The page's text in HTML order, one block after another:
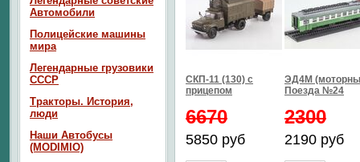
СКП-11 (130) с
прицепом
6670
5850 руб
ЭД4М
Поезда №24
2300
2190 руб
Автомобили
Полицейские машины
мира
Легендарные грузовики
СССР
Тракторы. История,
люди
Наши Автобусы
(MODIMIO)